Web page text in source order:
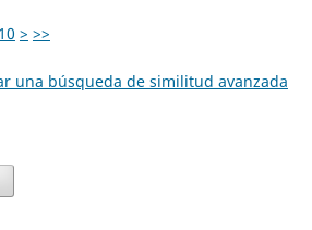
10 > >>
una búsqueda de similitud avanzada